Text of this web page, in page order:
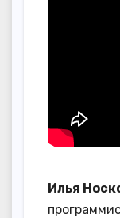
Илья